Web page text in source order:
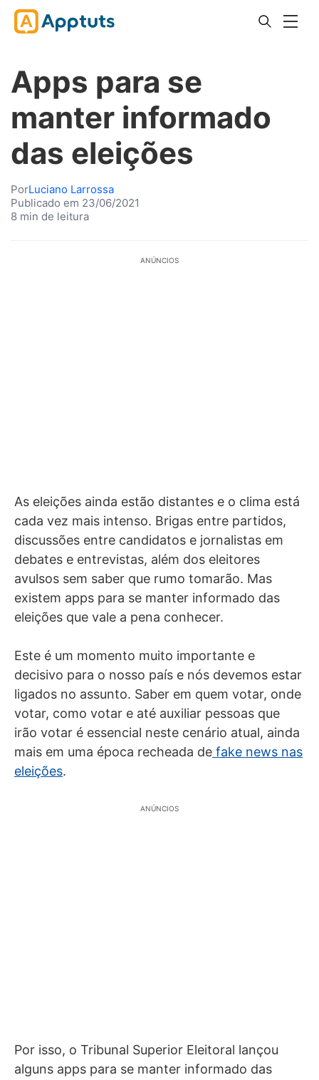
Apps para se
manter informado
das eleições
PorLuciano Larrossa
Publicado em 23/06/2021
8 min de leitura
ANÚNCIOS
As eleições ainda estão distantes e o clima está
cada vez mais intenso. Brigas entre partidos,
discussões entre candidatos e jornalistas em
debates e entrevistas, além dos eleitores
avulsos sem saber que rumo tomarão. Mas
existem apps para se manter informado das
eleições que vale a pena conhecer.
Este é um momento muito importante e
decisivo para o nosso país e nós devemos estar
ligados no assunto. Saber em quem votar, onde
votar, como votar e até auxiliar pessoas que
irão votar é essencial neste cenário atual, ainda
mais em uma época recheada de fake news nas
eleições.
ANÚNCIOS
Por isso, o Tribunal Superior Eleitoral lançou
alguns apps para se manter informado das